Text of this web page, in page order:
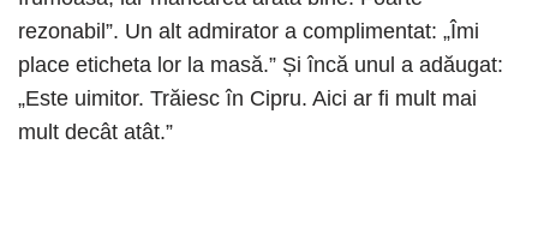
rezonabil”. Un alt admirator a complimentat: „Îmi
place eticheta lor la masă.” Și încă unul a adăugat:
„Este uimitor. Trăiesc în Cipru. Aici ar fi mult mai
mult decât atât.”